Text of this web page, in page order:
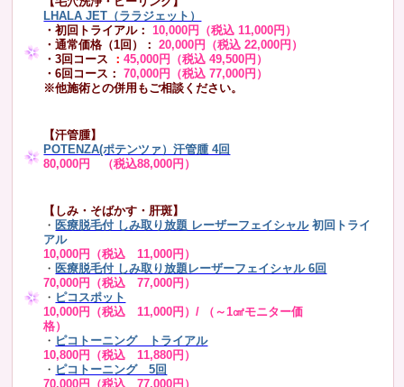
LHALA JET（ララジェット）
・初回トライアル： 10,000円（税込 11,000円）
・通常価格（1回）：
20,000円（税込 22,000円）
・3回コース ：45,000円（税込 49,500円）
・6回コース：
70,000円（税込 77,000円）
※他施術との併用もご相談ください。
【汗管腫】
POTENZA(ポテンツァ）汗管腫 4回
80,000円 （税込88,000円）
【しみ・そばかす・肝斑】
・ 医療脱毛付 しみ取り放題 レーザーフェイシャル 初回トライ
アル
10,000円（税込 11,000円）
・ 医療脱毛付 しみ取り放題レーザーフェイシャル 6回
70,000円（税込 77,000円）
・ ピコスポット
10,000円（税込 11,000円）/ （～1㎠モニター価
格）
・ ピコトーニング トライアル
10,800円（税込 11,880円）
・ ピコトーニング 5回
70,000円（税込 77,000円）